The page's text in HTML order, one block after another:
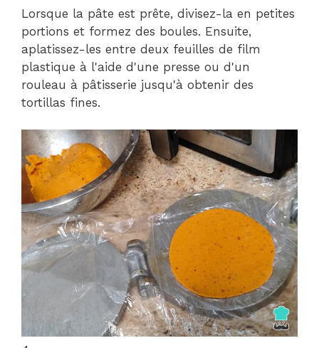
Lorsque la pâte est prête, divisez-la en petites
portions et formez des boules. Ensuite,
aplatissez-les entre deux feuilles de film
plastique à l'aide d'une presse ou d'un
rouleau à pâtisserie jusqu'à obtenir des
tortillas fines.